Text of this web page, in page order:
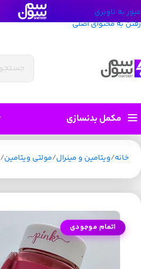
عبور به ناوبری
رفتن به محتوای اصلی
مکمل بدنسازی
خانه ویتامین و مینرال مولتی ویتامین
اتمام موجودی